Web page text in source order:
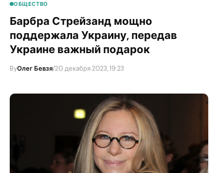
ОБЩЕСТВО
Барбра Стрейзанд мощно
поддержала Украину, передав
Украине важный подарок
ByОлег Бевзя/20 декабря 2023, 19:23